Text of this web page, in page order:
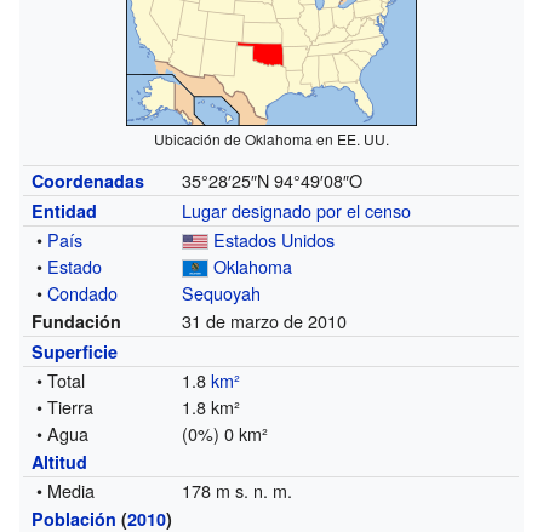
Ubicación de Oklahoma en EE. UU.
Coordenadas 35°28′25″N 94°49′08″O
Entidad
Lugar designado por el censo
• País
Estados Unidos
• Estado
Oklahoma
•Condado Sequoyah
Fundación 31 de marzo de 2010
Superficie
• Total 1.8km²
• Tierra
1.8 km²
• Agua
(0%) 0 km²
Altitud
• Media 178 m s. n. m.
Población (2010)